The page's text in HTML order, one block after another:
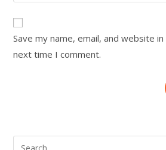
Save my name, email, and website
next time I comment.